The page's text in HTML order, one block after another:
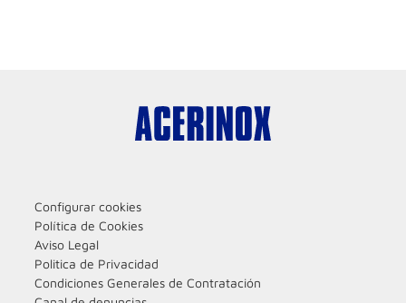
Configurar cookies
Política de Cookies
Aviso Legal
Politica de Privacidad
Condiciones Generales de Contratación